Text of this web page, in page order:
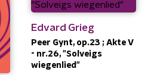
Edvard Grieg
Peer Gynt, op.23 ; Akte V
- nr.26, "Solveigs
wiegenlied"